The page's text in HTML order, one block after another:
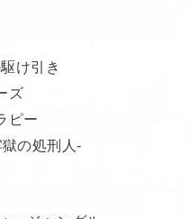
け引き
ズ
ピー
の処刑人-